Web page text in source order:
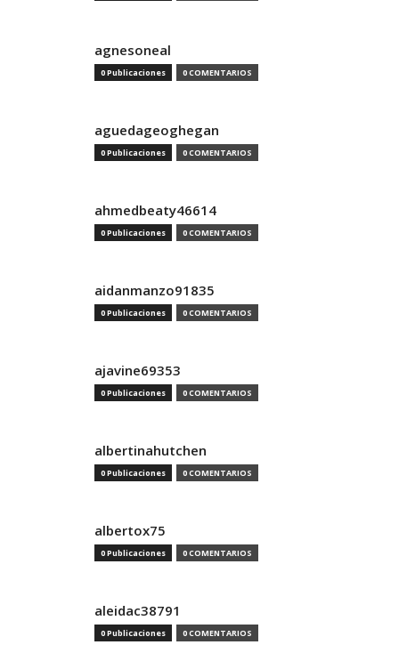
agnesoneal
0 Publicaciones 0 COMENTARIOS
aguedageoghegan
0 Publicaciones 0 COMENTARIOS
ahmedbeaty46614
0 Publicaciones 0 COMENTARIOS
aidanmanzo91835
0 Publicaciones 0 COMENTARIOS
ajavine69353
0 Publicaciones 0 COMENTARIOS
albertinahutchen
0 Publicaciones 0 COMENTARIOS
albertox75
0 Publicaciones 0 COMENTARIOS
aleidac38791
0 Publicaciones 0 COMENTARIOS